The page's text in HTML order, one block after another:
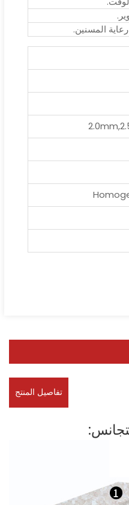
المسنين.
تفاصيل المنتج